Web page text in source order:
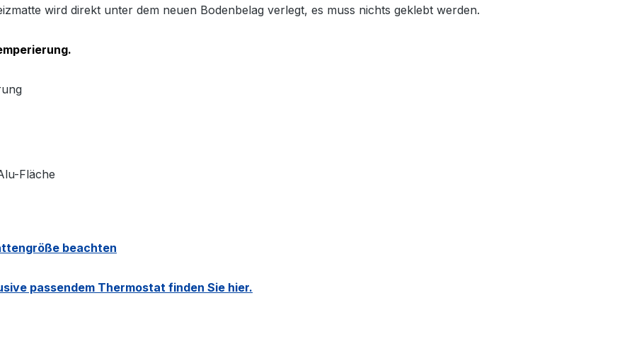
wird direkt unter dem neuen Bodenbelag verlegt, es muss nichts geklebt werden.
Fläche
beachten
passendem Thermostat finden Sie hier.